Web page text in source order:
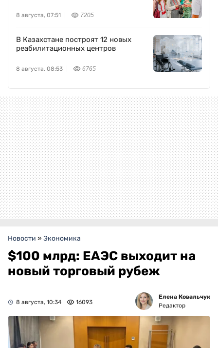
8 августа, 07:51 7205
В Казахстане построят 12 новых
реабилитационных центров
8 августа, 08:53 6765
Новости » Экономика
$100 млрд: ЕАЭС выходит на
новый торговый рубеж
8 августа, 10:34 16093
Елена Ковальчук
Редактор